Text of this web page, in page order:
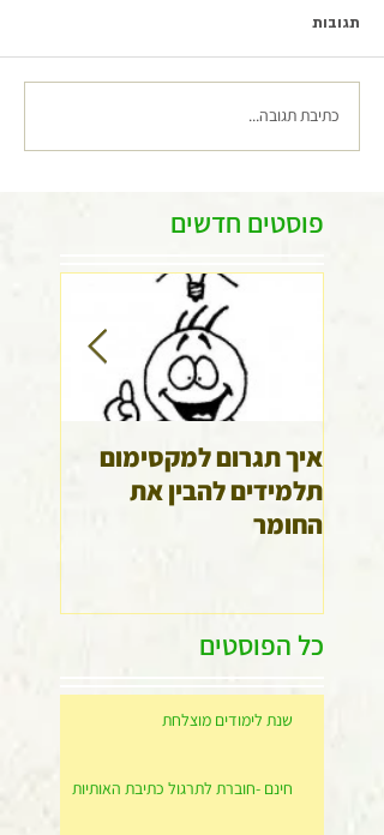
תגובות
כתיבת תגובה...
פוסטים חדשים
איך תגרום למקסימום
תלמידים להבין את
החומר
כל הפוסטים
שנת לימודים מוצלחת
חינם -חוברת לתרגול כתיבת האותיות